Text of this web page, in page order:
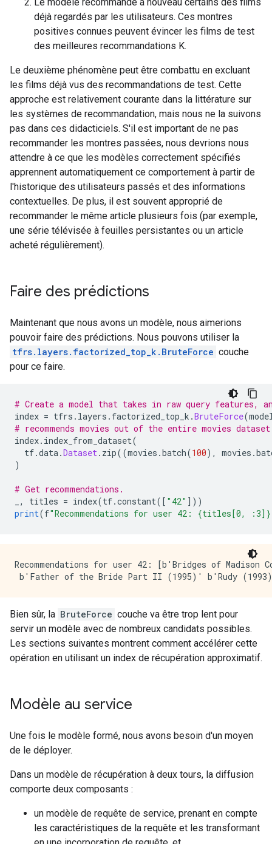
déjà regardés par les utilisateurs. Ces montres
positives connues peuvent évincer les films de test
des meilleures recommandations K.
Le deuxième phénomène peut être combattu en excluant
les films déjà vus des recommandations de test. Cette
approche est relativement courante dans la littérature sur
les systèmes de recommandation, mais nous ne la suivons
pas dans ces didacticiels. S'il est important de ne pas
recommander les montres passées, nous devrions nous
attendre à ce que les modèles correctement spécifiés
apprennent automatiquement ce comportement à partir de
l'historique des utilisateurs passés et des informations
contextuelles. De plus, il est souvent approprié de
recommander le même article plusieurs fois (par exemple,
une série télévisée à feuilles persistantes ou un article
acheté régulièrement).
Faire des prédictions
Maintenant que nous avons un modèle, nous aimerions
pouvoir faire des prédictions. Nous pouvons utiliser la
tfrs.layers.factorized_top_k.BruteForce couche
pour ce faire.
# Create a model that takes in raw query features,
index = tfrs . layers . factorized_top_k .BruteForce(
# recommends movies out of the entire movies
index. index_from_dataset(
tf.data.Dataset. zip((movies .batch(100), movies .
)
# Get recommendations.
, titles = index(tf.constant([ "42" ]))
print(f"Recommendations for user 42: {titles[0,
Recommendations for user 42: [b'Bridges of Madison
Bien sûr, la BruteForce couche va être trop lent pour
servir un modèle avec de nombreux candidats possibles.
Les sections suivantes montrent comment accélérer cette
opération en utilisant un index de récupération approximatif.
Modèle au service
Une fois le modèle formé, nous avons besoin d'un moyen
de le déployer.
Dans un modèle de récupération à deux tours, la diffusion
comporte deux composants :
un modèle de requête de service, prenant en compte
les caractéristiques de la requête et les transformant